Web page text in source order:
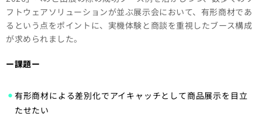
フトウェアソリューションが並ぶ展示会において、有形商材であ
るという点をポイントに、実機体験と商談を重視したブース構成
が求められました。
ー課題ー
有形商材による差別化でアイキャッチとして商品展示を目立
たせたい